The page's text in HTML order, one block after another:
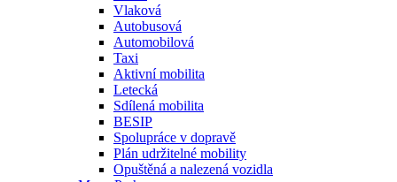
Vlaková
Autobusová
Automobilová
Taxi
Aktivní mobilita
Letecká
Sdílená mobilita
BESIP
Spolupráce v dopravě
Plán udržitelné mobility
Opuštěná a nalezená vozidla